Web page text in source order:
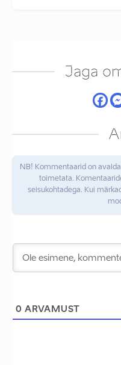
Jaga
NB! Kommentaarid on
toimetata.
seisukohtadega. Kui
0 ARVAMUST